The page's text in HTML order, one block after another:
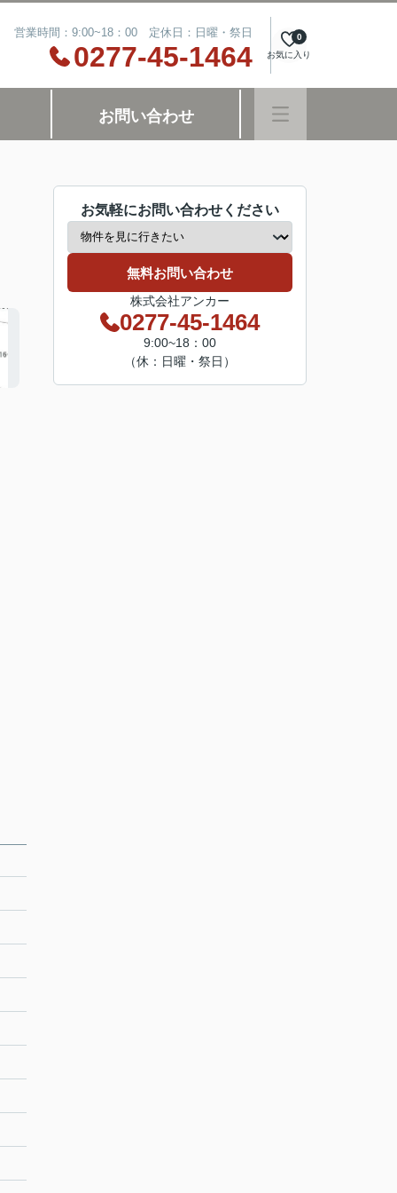
営業時間：9:00~18：00 定休日：日曜・祭日
0277-45-1464 お気に入り
0
お問い合わせ
お気軽にお問い合わせください
無料お問い合わせ
株式会社アンカー
0277-45-1464
9:00~18：00
（休：日曜・祭日）